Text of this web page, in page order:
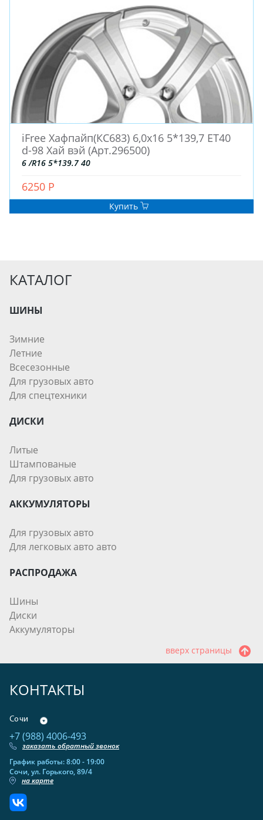
АККУМУЛЯТОРЫ
iFree Хафпайп(КС683) 6,0x16 5*139,7 ET40
d-98 Хай вэй (Арт.296500)
6 /R16 5*139.7 40
6250 Р
Купить
КАТАЛОГ
ШИНЫ
Зимние
Летние
Всесезонные
Для грузовых авто
Для спецтехники
ДИСКИ
Литые
Штампованые
Для грузовых авто
АККУМУЛЯТОРЫ
Для грузовых авто
Для легковых авто авто
РАСПРОДАЖА
Шины
Диски
Аккумуляторы
вверх страницы
КОНТАКТЫ
Сочи
+7 (988) 4006-493
заказать обратный звонок
График работы: 8:00 - 19:00
Сочи, ул. Горького, 89/4
на карте